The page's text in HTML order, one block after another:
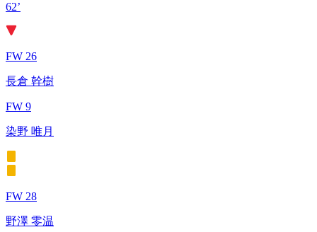
62’
FW 26
長倉 幹樹
FW 9
染野 唯月
FW 28
野澤 零温